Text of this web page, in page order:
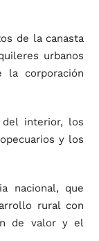
de la canasta
urbanos
la corporación
interior, los
y los
nacional, que
rural con
de valor y el